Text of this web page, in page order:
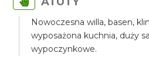
Nowoczesna willa, basen,
wyposażona kuchnia, duży
wypoczynkowe.